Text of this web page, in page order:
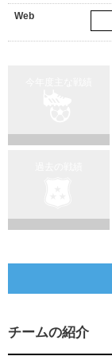
Web
チームの紹介